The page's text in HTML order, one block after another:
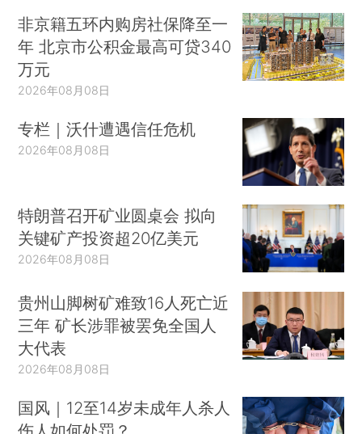
非京籍五环内购房社保降至一
年 北京市公积金最高可贷340
万元
2026年08月08日
专栏｜沃什遭遇信任危机
2026年08月08日
特朗普召开矿业圆桌会 拟向
关键矿产投资超20亿美元
2026年08月08日
贵州山脚树矿难致16人死亡近
三年 矿长涉罪被罢免全国人
大代表
2026年08月08日
国风｜12至14岁未成年人杀人